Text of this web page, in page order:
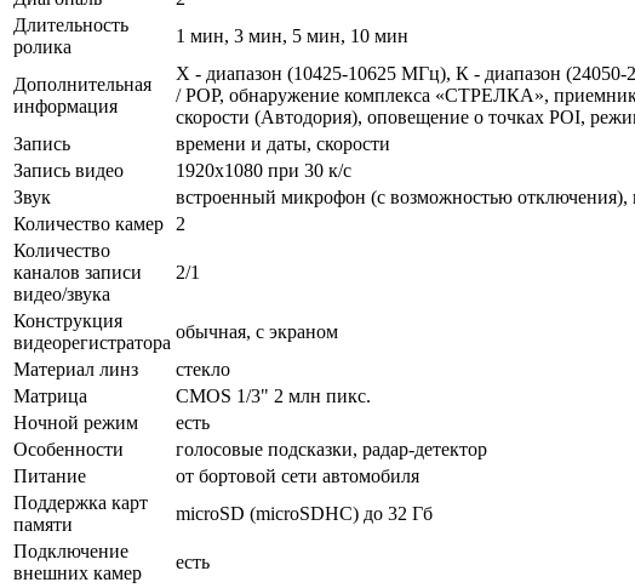
Длительность
ролика
1 мин, 3 мин, 5 мин, 10 мин
Дополнительная
информация
Х - диапазон (10425-10625 МГц), К - диапазон
/ POP, обнаружение комплекса «СТРЕЛКА», приемник
скорости (Автодория), оповещение о точках POI,
Запись
времени и даты, скорости
Запись видео
1920x1080 при 30 к/с
Звук
встроенный микрофон (с возможностью
Количество камер
2
Количество
каналов записи
видео/звука
2/1
Конструкция
видеорегистратора
обычная, с экраном
Материал линз
стекло
Матрица
CMOS 1/3" 2 млн пикс.
Ночной режим
есть
Особенности
голосовые подсказки, радар-детектор
Питание
от бортовой сети автомобиля
Поддержка карт
памяти
microSD (microSDHC) до 32 Гб
Подключение
внешних камер
есть